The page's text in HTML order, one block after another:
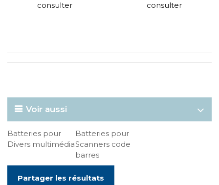
consulter
consulter
Voir aussi
Batteries pour
Divers multimédia
Batteries pour
Scanners code
barres
Partager les résultats